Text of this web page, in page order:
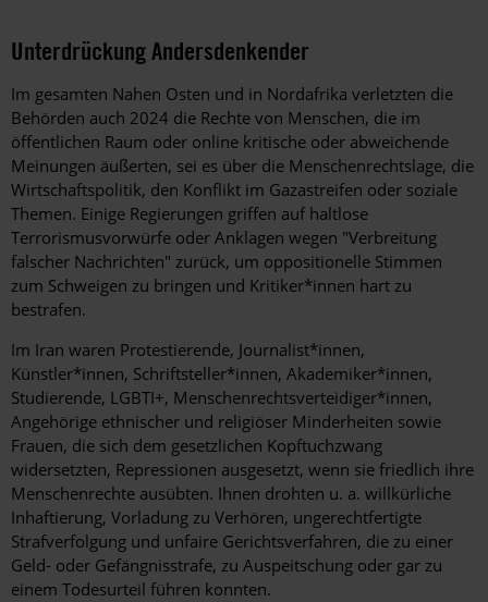
Unterdrückung Andersdenkender
Im gesamten Nahen Osten und in Nordafrika verletzten die
Behörden auch 2024 die Rechte von Menschen, die im
öffentlichen Raum oder online kritische oder abweichende
Meinungen äußerten, sei es über die Menschenrechtslage, die
Wirtschaftspolitik, den Konflikt im Gazastreifen oder soziale
Themen. Einige Regierungen griffen auf haltlose
Terrorismusvorwürfe oder Anklagen wegen "Verbreitung
falscher Nachrichten" zurück, um oppositionelle Stimmen
zum Schweigen zu bringen und Kritiker*innen hart zu
bestrafen.
Im Iran waren Protestierende, Journalist*innen,
Künstler*innen, Schriftsteller*innen, Akademiker*innen,
Studierende, LGBTI+, Menschenrechtsverteidiger*innen,
Angehörige ethnischer und religiöser Minderheiten sowie
Frauen, die sich dem gesetzlichen Kopftuchzwang
widersetzten, Repressionen ausgesetzt, wenn sie friedlich ihre
Menschenrechte ausübten. Ihnen drohten u. a. willkürliche
Inhaftierung, Vorladung zu Verhören, ungerechtfertigte
Strafverfolgung und unfaire Gerichtsverfahren, die zu einer
Geld- oder Gefängnisstrafe, zu Auspeitschung oder gar zu
einem Todesurteil führen konnten.